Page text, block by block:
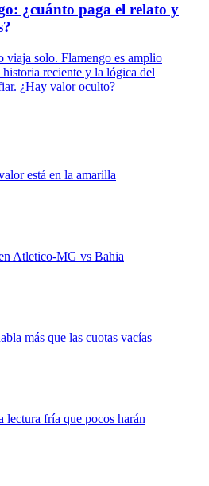
¿cuánto paga el relato y
viaja solo. Flamengo es amplio
reciente y la lógica del
¿Hay valor oculto?
está en la amarilla
Atletico-MG vs Bahia
más que las cuotas vacías
fría que pocos harán